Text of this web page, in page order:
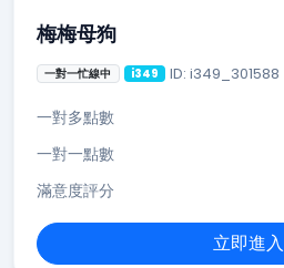
梅梅母狗
一對一忙線中 i349 ID: i349_301588
一對多點數
一對一點數
滿意度評分
立即進入